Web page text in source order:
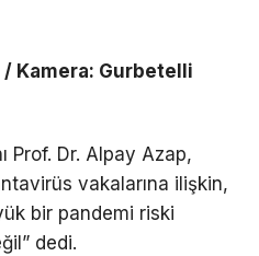
/ Kamera: Gurbetelli
Prof. Dr. Alpay Azap,
vakalarına ilişkin,
bir pandemi riski
dedi.